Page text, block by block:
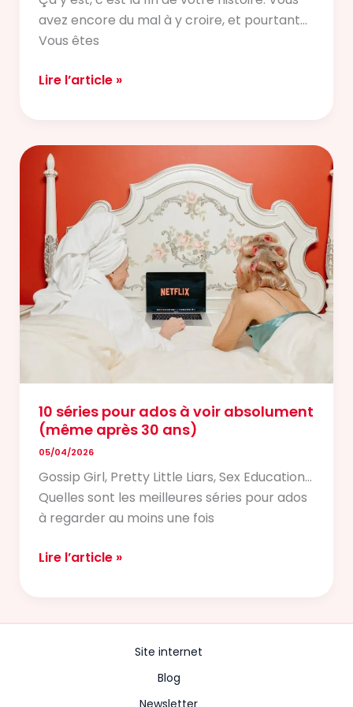
avez encore du mal à y croire, et pourtant…
Vous êtes
Lire l’article »
10 séries pour ados à voir absolument
(même après 30 ans)
05/04/2026
Gossip Girl, Pretty Little Liars, Sex Education…
Quelles sont les meilleures séries pour ados
à regarder au moins une fois
10
séries
pour
ados
à
voir
absolument
(même
après
Lire l’article »
Site internet
Blog